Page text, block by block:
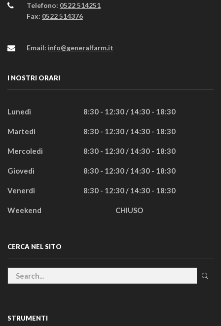
Telefono: 0522 514251
Fax: 0522 514376
Email: info@generalfarm.it
I NOSTRI ORARI
Lunedì 8:30 - 12:30 / 14:30 - 18:30
Martedì 8:30 - 12:30 / 14:30 - 18:30
Mercoledì 8:30 - 12:30 / 14:30 - 18:30
Giovedì 8:30 - 12:30 / 14:30 - 18:30
Venerdì 8:30 - 12:30 / 14:30 - 18:30
Weekend CHIUSO
CERCA NEL SITO
STRUMENTI